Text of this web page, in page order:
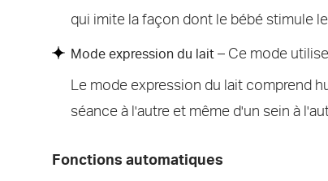
qui imite la façon dont le bébé stimule
Mode expression du lait – Ce mode
Le mode expression du lait comprend
séance à l'autre et même d'un sein à
Fonctions automatiques